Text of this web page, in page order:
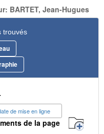
BARTET, Jean-Hugues
trouvés
de mise en ligne
de la page